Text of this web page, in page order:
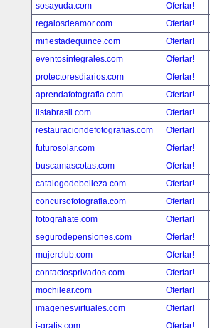
sosayuda.com
Ofertar!
regalosdeamor.com
Ofertar!
mifiestadequince.com
Ofertar!
eventosintegrales.com
Ofertar!
protectoresdiarios.com
Ofertar!
aprendafotografia.com
Ofertar!
listabrasil.com
Ofertar!
restauraciondefotografias.com
Ofertar!
futurosolar.com
Ofertar!
buscamascotas.com
Ofertar!
catalogodebelleza.com
Ofertar!
concursofotografia.com
Ofertar!
fotografiate.com
Ofertar!
segurodepensiones.com
Ofertar!
mujerclub.com
Ofertar!
contactosprivados.com
Ofertar!
mochilear.com
Ofertar!
imagenesvirtuales.com
Ofertar!
i-gratis.com
Ofertar!